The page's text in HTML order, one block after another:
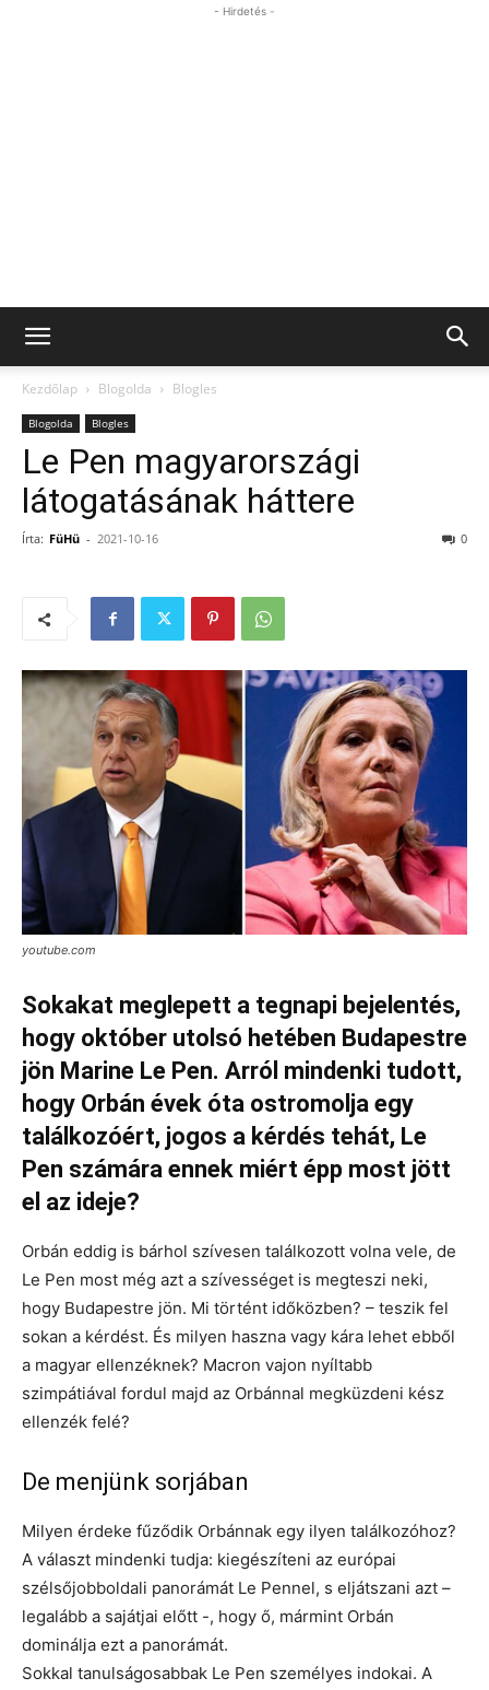
- Hirdetés -
Kezdőlap Blogolda Blogles
Blogolda Blogles
Le Pen magyarországi
látogatásának háttere
Írta: FüHü - 2021-10-16 0
youtube.com
Sokakat meglepett a tegnapi bejelentés,
hogy október utolsó hetében Budapestre
jön Marine Le Pen. Arról mindenki tudott,
hogy Orbán évek óta ostromolja egy
találkozóért, jogos a kérdés tehát, Le
Pen számára ennek miért épp most jött
el az ideje?
Orbán eddig is bárhol szívesen találkozott volna vele, de
Le Pen most még azt a szívességet is megteszi neki,
hogy Budapestre jön. Mi történt időközben? – teszik fel
sokan a kérdést. És milyen haszna vagy kára lehet ebből
a magyar ellenzéknek? Macron vajon nyíltabb
szimpátiával fordul majd az Orbánnal megküzdeni kész
ellenzék felé?
De menjünk sorjában
Milyen érdeke fűződik Orbánnak egy ilyen találkozóhoz?
A választ mindenki tudja: kiegészíteni az európai
szélsőjobboldali panorámát Le Pennel, s eljátszani azt –
legalább a sajátjai előtt -, hogy ő, mármint Orbán
dominálja ezt a panorámát.
Sokkal tanulságosabbak Le Pen személyes indokai. A